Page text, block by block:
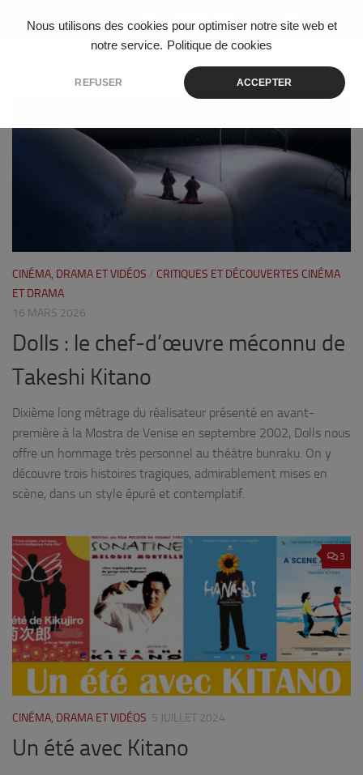
Nous utilisons des cookies pour optimiser notre site web et
notre service. Politique de cookies
REFUSER ACCEPTER
Skip to content
CINÉMA, DRAMA ET VIDÉOS / CRITIQUES ET DÉCOUVERTES CINÉMA
ET DRAMA
16 MARS 2026
Dolls : le chef-d’œuvre méconnu de
Takeshi Kitano
Dixième long métrage du réalisateur présenté en avant-
première à la Mostra de Venise en septembre 2002, Dolls nous
offre un hommage très personnel au théâtre bunraku. On y
découvre trois histoires tragiques, admirablement mises en
scène, dans un style épuré et contemplatif.
3
CINÉMA, DRAMA ET VIDÉOS 5 JUILLET 2024
Un été avec Kitano